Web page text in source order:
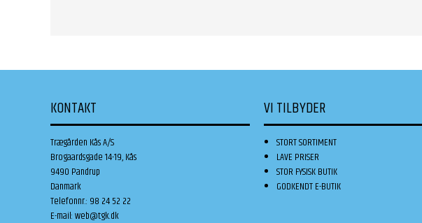
KONTAKT
Trægården Kås A/S
Brogaardsgade 14-19, Kås
9490 Pandrup
Danmark
Telefonnr.: 98 24 52 22
E-mail:web@tgk.dk
VI TILBYDER
STORT SORTIMENT
LAVE PRISER
STOR FYSISK BUTIK
GODKENDT E-BUTIK